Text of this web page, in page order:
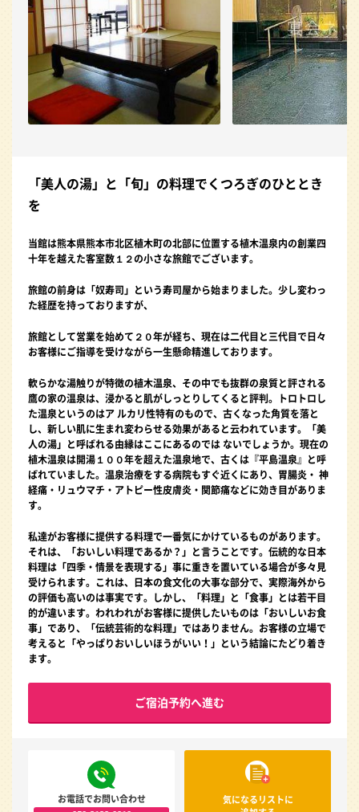
「美人の湯」と「旬」の料理でくつろぎのひととき
を
当館は熊本県熊本市北区植木町の北部に位置する植木温泉内の創業四
十年を越えた客室数１２の小さな旅館でございます。
旅館の前身は「奴寿司」という寿司屋から始まりました。少し変わっ
た経歴を持っておりますが、
旅館として営業を始めて２０年が経ち、現在は二代目と三代目で日々
お客様にご指導を受けながら一生懸命精進しております。
軟らかな湯触りが特徴の植木温泉、その中でも抜群の泉質と評される
鷹の家の温泉は、浸かると肌がしっとりしてくると評判。トロトロし
た温泉というのはア ルカリ性特有のもので、古くなった角質を落と
し、新しい肌に生まれ変わらせる効果があると云われています。「美
人の湯」と呼ばれる由縁はここにあるのでは ないでしょうか。現在の
植木温泉は開湯１００年を超えた温泉地で、古くは『平島温泉』と呼
ばれていました。温泉治療をする病院もすぐ近くにあり、胃腸炎・ 神
経痛・リュウマチ・アトピー性皮膚炎・関節痛などに効き目がありま
す。
私達がお客様に提供する料理で一番気にかけているものがあります。
それは、「おいしい料理であるか？」と言うことです。伝統的な日本
料理は「四季・情景を表現する」事に重きを置いている場合が多々見
受けられます。これは、日本の食文化の大事な部分で、実際海外から
の評価も高いのは事実です。しかし、「料理」と「食事」とは若干目
的が違います。われわれがお客様に提供したいものは「おいしいお食
事」であり、「伝統芸術的な料理」ではありません。お客様の立場で
考えると「やっぱりおいしいほうがいい！」という結論にたどり着き
ます。
ご宿泊予約へ進む
お電話でお問い合わせ
気になるリストに